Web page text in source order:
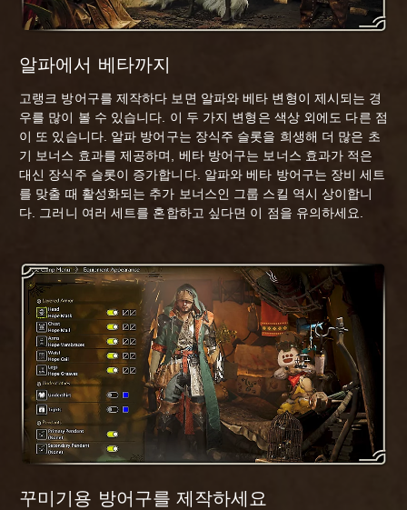
알파에서 베타까지
고랭크 방어구를 제작하다 보면 알파와 베타 변형이 제시되는 경
우를 많이 볼 수 있습니다. 이 두 가지 변형은 색상 외에도 다른 점
이 또 있습니다. 알파 방어구는 장식주 슬롯을 희생해 더 많은 초
기 보너스 효과를 제공하며, 베타 방어구는 보너스 효과가 적은
대신 장식주 슬롯이 증가합니다. 알파와 베타 방어구는 장비 세트
를 맞출 때 활성화되는 추가 보너스인 그룹 스킬 역시 상이합니
다. 그러니 여러 세트를 혼합하고 싶다면 이 점을 유의하세요.
꾸미기용 방어구를 제작하세요